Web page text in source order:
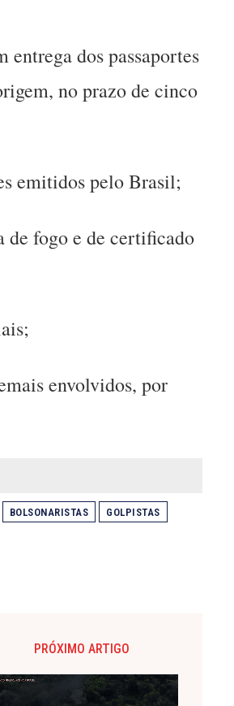
entrega dos passaportes
no prazo de cinco
emitidos pelo Brasil;
de fogo e de certificado
envolvidos, por
BOLSONARISTAS
GOLPISTAS
PRÓXIMO ARTIGO